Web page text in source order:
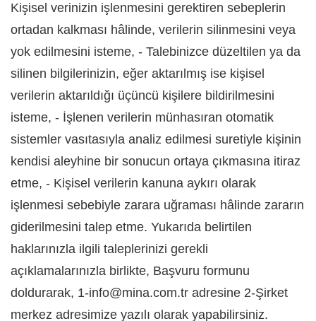
Kişisel verinizin işlenmesini gerektiren sebeplerin
ortadan kalkması hâlinde, verilerin silinmesini veya
yok edilmesini isteme, - Talebinizce düzeltilen ya da
silinen bilgilerinizin, eğer aktarılmış ise kişisel
verilerin aktarıldığı üçüncü kişilere bildirilmesini
isteme, - İşlenen verilerin münhasıran otomatik
sistemler vasıtasıyla analiz edilmesi suretiyle kişinin
kendisi aleyhine bir sonucun ortaya çıkmasına itiraz
etme, - Kişisel verilerin kanuna aykırı olarak
işlenmesi sebebiyle zarara uğraması hâlinde zararın
giderilmesini talep etme. Yukarıda belirtilen
haklarınızla ilgili taleplerinizi gerekli
açıklamalarınızla birlikte, Başvuru formunu
doldurarak, 1-info@mina.com.tr adresine 2-Şirket
merkez adresimize yazılı olarak yapabilirsiniz.